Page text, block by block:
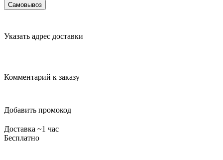
Самовывоз
Указать адрес доставки
Комментарий к заказу
Добавить промокод
Доставка ~1 час
Бесплатно